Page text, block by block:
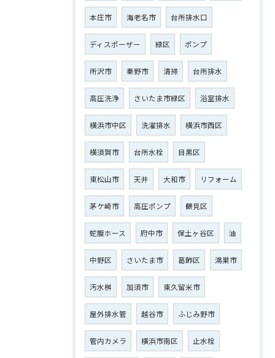
本庄市 海老名市 台所排水口
ディスポーザー 緑区 ポンプ
所沢市 秦野市 清掃 台所排水
高圧洗浄 さいたま市緑区 浴室排水
横浜市中区 洗濯排水 横浜市西区
横須賀市 台所水栓 目黒区
東松山市 天井 大和市 リフォーム
茅ケ崎市 高圧ポンプ 鶴見区
蛇腹ホース 府中市 保土ヶ谷区 油
中野区 さいたま市 葛飾区 鴻巣市
汚水桝 加須市 東久留米市
屋外排水管 越谷市 ふじみ野市
管内カメラ 横浜市南区 止水栓
ご相談はこちら